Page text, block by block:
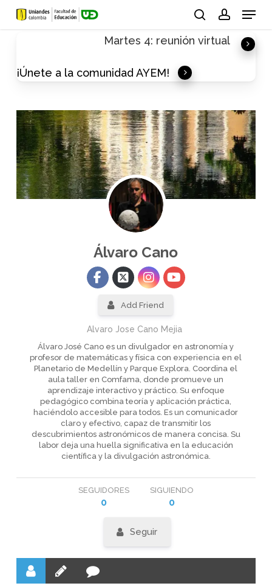
Skip
Menu
Martes 4: reunión virtual
¡Únete a la comunidad AYEM!
Álvaro Cano
Add Friend
Alvaro Jose Cano Mejia
Álvaro José Cano es un divulgador en astronomía y
profesor de matemáticas y física con experiencia en el
Planetario de Medellín y Parque Explora. Coordina el
aula taller en Comfama, donde promueve un
aprendizaje interactivo y práctico. Su enfoque
pedagógico combina teoría y aplicación práctica,
haciéndolo accesible para todos. Es un comunicador
claro y efectivo, capaz de transmitir los
descubrimientos astronómicos de manera concisa. Su
labor deja una huella significativa en la educación
científica y la divulgación astronómica.
SEGUIDORES
0
SIGUIENDO
0
Seguir